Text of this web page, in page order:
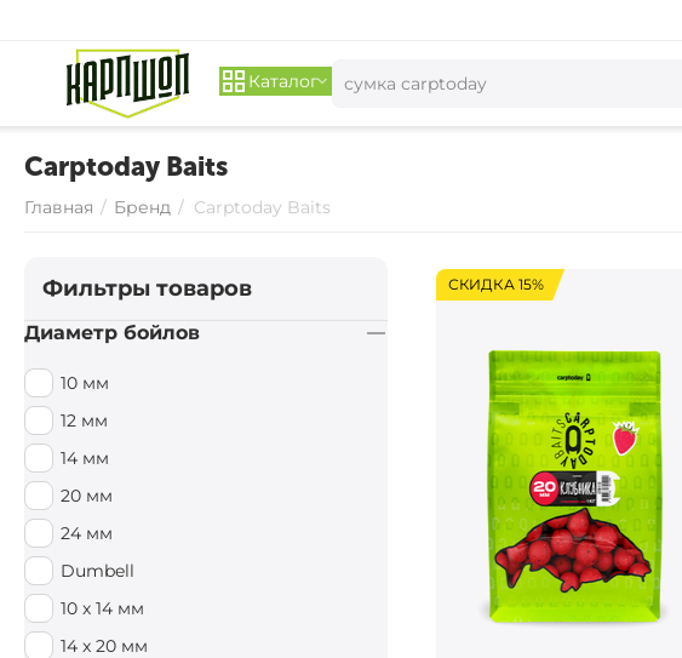
Каталог
Carptoday Baits
Главная / Бренд / Carptoday Baits
СКИДКА 15%
Фильтры товаров
Диаметр бойлов
10 мм
12 мм
14 мм
20 мм
24 мм
Dumbell
10 х 14 мм
14 x 20 мм